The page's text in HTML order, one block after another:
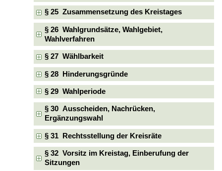
§ 25 Zusammensetzung des Kreistages
§ 26 Wahlgrundsätze, Wahlgebiet,
Wahlverfahren
§ 27 Wählbarkeit
§ 28 Hinderungsgründe
§ 29 Wahlperiode
§ 30 Ausscheiden, Nachrücken,
Ergänzungswahl
§ 31 Rechtsstellung der Kreisräte
§ 32 Vorsitz im Kreistag, Einberufung der
Sitzungen